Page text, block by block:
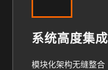
系统高度集成
模块化架构无缝整合